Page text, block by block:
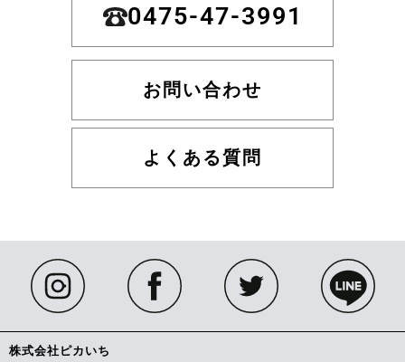
0475-47-3991
お問い合わせ
よくある質問
株式会社ピカいち